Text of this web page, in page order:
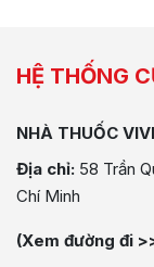
HỆ THỐNG
NHÀ THUỐC
Địa chỉ: 58 Trần
Chí Minh
(Xem đường đi